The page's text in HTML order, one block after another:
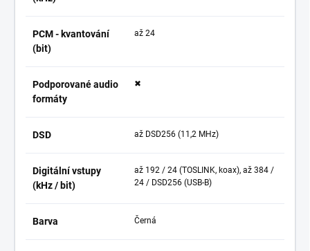
PCM - kvantování
(bit)
až 24
Podporované audio
formáty
✖
DSD až DSD256 (11,2 MHz)
Digitální vstupy
(kHz / bit)
až 192 / 24 (TOSLINK, koax), až 384 /
24 / DSD256 (USB-B)
Barva Černá